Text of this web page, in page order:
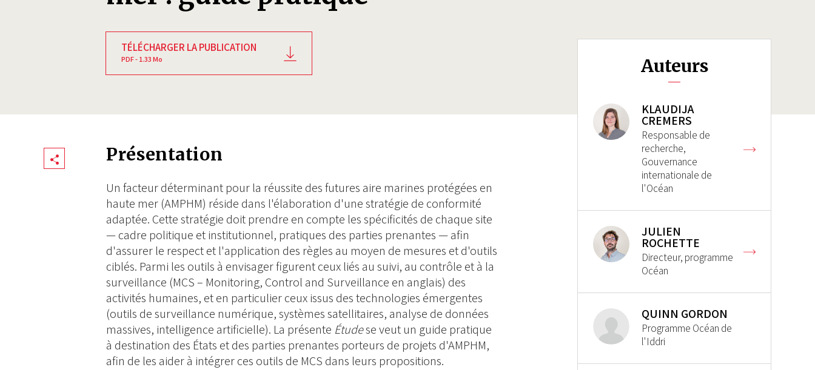
TÉLÉCHARGER LA PUBLICATION
PDF - 1.33 Mo
Share Présentation
Un facteur déterminant pour la réussite des futures aire marines protégées en
haute mer (AMPHM) réside dans l'élaboration d'une stratégie de conformité
adaptée. Cette stratégie doit prendre en compte les spécificités de chaque site
— cadre politique et institutionnel, pratiques des parties prenantes — afin
d'assurer le respect et l'application des règles au moyen de mesures et d'outils
ciblés. Parmi les outils à envisager figurent ceux liés au suivi, au contrôle et à la
surveillance (MCS – Monitoring, Control and Surveillance en anglais) des
activités humaines, et en particulier ceux issus des technologies émergentes
(outils de surveillance numérique, systèmes satellitaires, analyse de données
massives, intelligence artificielle). La présente Étudese veut un guide pratique
à destination des États et des parties prenantes porteurs de projets d'AMPHM,
afin de les aider à intégrer ces outils de MCS dans leurs propositions.
Auteurs
KLAUDIJA
CREMERS
Responsable de
recherche,
Gouvernance
internationale de
l'Océan
JULIEN
ROCHETTE
Directeur, programme
Océan
QUINN GORDON
Programme Océan de
l'Iddri